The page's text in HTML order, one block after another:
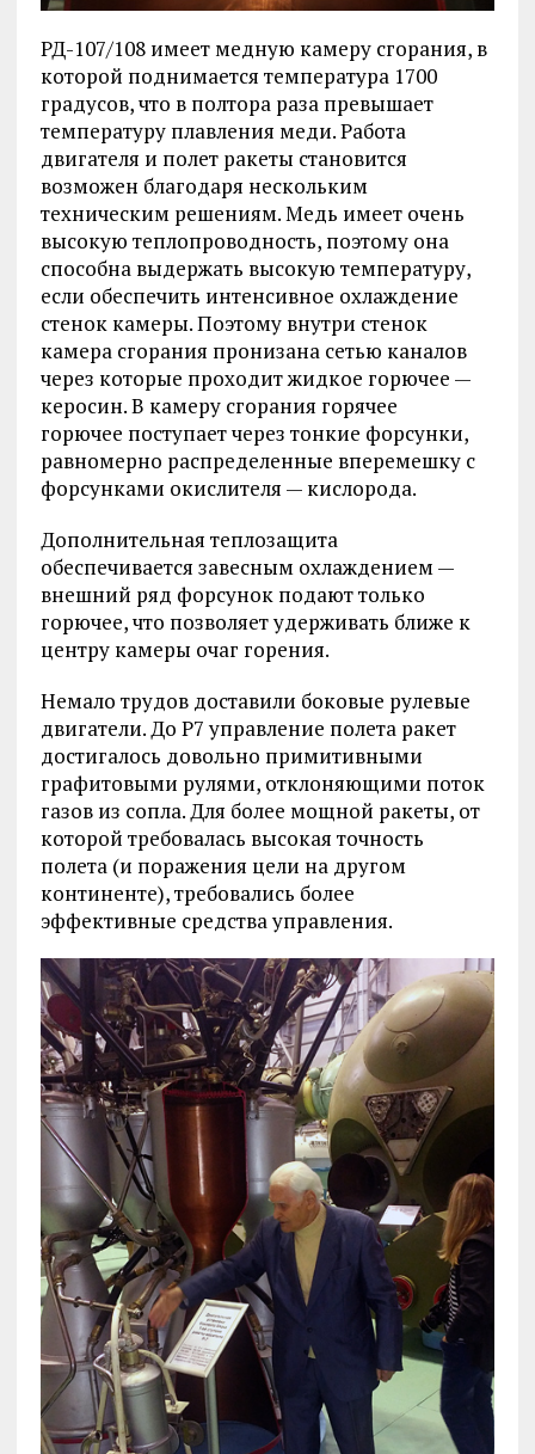
РД-107/108 имеет медную камеру сгорания, в
которой поднимается температура 1700
градусов, что в полтора раза превышает
температуру плавления меди. Работа
двигателя и полет ракеты становится
возможен благодаря нескольким
техническим решениям. Медь имеет очень
высокую теплопроводность, поэтому она
способна выдержать высокую температуру,
если обеспечить интенсивное охлаждение
стенок камеры. Поэтому внутри стенок
камера сгорания пронизана сетью каналов
через которые проходит жидкое горючее —
керосин. В камеру сгорания горячее
горючее поступает через тонкие форсунки,
равномерно распределенные вперемешку с
форсунками окислителя — кислорода.
Дополнительная теплозащита
обеспечивается завесным охлаждением —
внешний ряд форсунок подают только
горючее, что позволяет удерживать ближе к
центру камеры очаг горения.
Немало трудов доставили боковые рулевые
двигатели. До Р7 управление полета ракет
достигалось довольно примитивными
графитовыми рулями, отклоняющими поток
газов из сопла. Для более мощной ракеты, от
которой требовалась высокая точность
полета (и поражения цели на другом
континенте), требовались более
эффективные средства управления.